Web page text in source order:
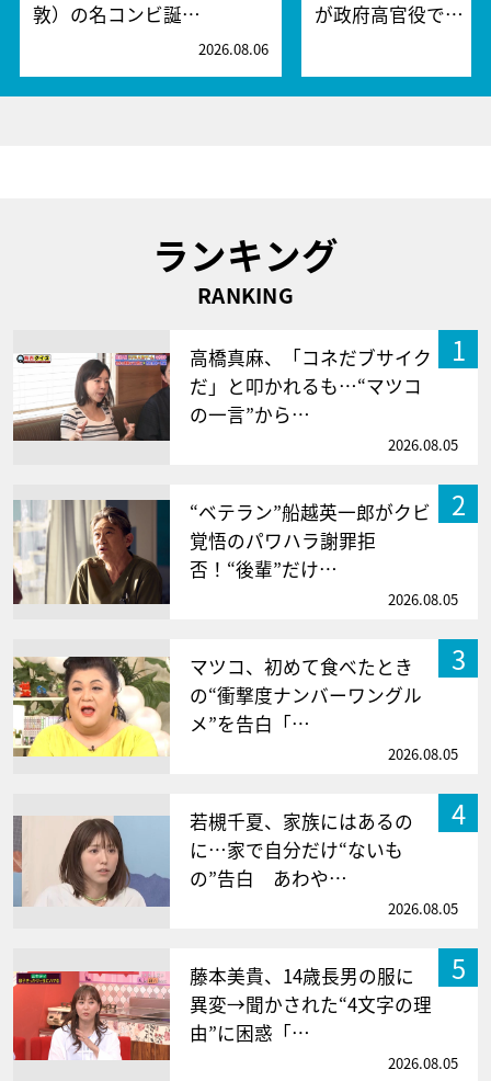
敦）の名コンビ誕…
2026.08.06
が政府高官役で…
ランキング
RANKING
1
高橋真麻、「コネだブサイク
だ」と叩かれるも…“マツコ
の一言”から…
2026.08.05
2
“ベテラン”船越英一郎がクビ
覚悟のパワハラ謝罪拒
否！“後輩”だけ…
2026.08.05
3
マツコ、初めて食べたとき
の“衝撃度ナンバーワングル
メ”を告白「…
2026.08.05
4
若槻千夏、家族にはあるの
に…家で自分だけ“ないも
の”告白 あわや…
2026.08.05
5
藤本美貴、14歳長男の服に
異変→聞かされた“4文字の理
由”に困惑「…
2026.08.05